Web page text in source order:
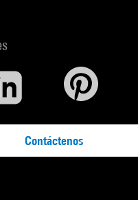
Contáctenos